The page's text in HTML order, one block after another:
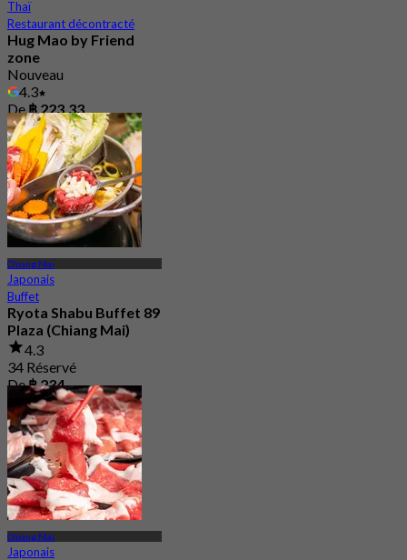
Thaï
Restaurant décontracté
Hug Mao by Friend
zone
Nouveau
4.3
De ฿ 223.33
Chiang Mai
Japonais
Buffet
Ryota Shabu Buffet 89
Plaza (Chiang Mai)
4.3
34 Réservé
De฿ 234
Chiang Mai
Japonais